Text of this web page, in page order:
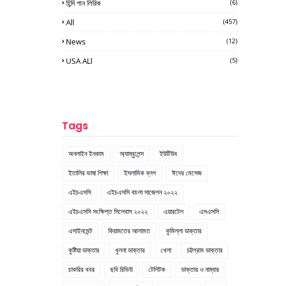
হিন্দি গান লিরিক (6)
All (457)
News (12)
USA ALl (5)
Tags
অনলাইন ইনকাম অ্যাম্বুলেন্স
ইউটিউব
ইতালির ভাষা শিক্ষা
ইসলামিক ব্লগ
ঈদের মেসেজ
এইচএসসি
এইচএসসি বাংলা সাজেশন ২০২২
এইচএসসি সংক্ষিপ্ত সিলেবাস ২০২২
এয়ারটেল
এসএসসি
এসাইনমেন্ট
কিয়ামতের আলামত
কুমিল্লা ডাক্তার
কুষ্টিয়া ডাক্তার
খুলনা ডাক্তার খেলা
চট্টগ্রাম ডাক্তার
চাকরির খবর
ছবি রিভিউ টেলিটক
ডাক্তার ও নাম্বার